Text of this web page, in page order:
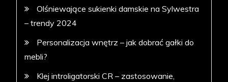
Olśniewające sukienki damskie na Sylwestra
– trendy 2024
Personalizacja wnętrz – jak dobrać gałki do
mebli?
Klej introligatorski CR – zastosowanie,